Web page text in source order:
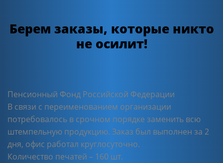
Берем заказы, которые никто
не осилит!
Пенсионный Фонд Российской Федерации
В связи с переименованием организации
потребовалось в срочном порядке заменить всю
штемпельную продукцию. Заказ был выполнен за 2
дня, офис работал круглосуточно.
Количество печатей – 160 шт.